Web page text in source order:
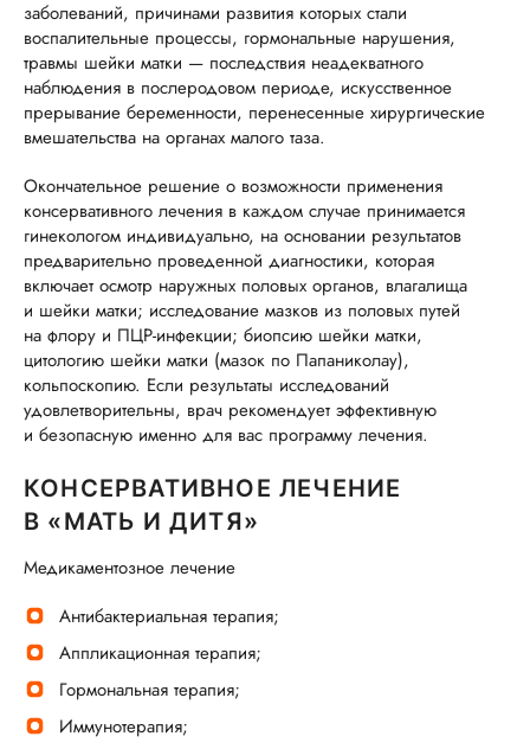
заболеваний, причинами развития которых стали
воспалительные процессы, гормональные нарушения,
травмы шейки матки — последствия неадекватного
наблюдения в послеродовом периоде, искусственное
прерывание беременности, перенесенные хирургические
вмешательства на органах малого таза.
Окончательное решение о возможности применения
консервативного лечения в каждом случае принимается
гинекологом индивидуально, на основании результатов
предварительно проведенной диагностики, которая
включает осмотр наружных половых органов, влагалища
и шейки матки; исследование мазков из половых путей
на флору и ПЦР-инфекции; биопсию шейки матки,
цитологию шейки матки (мазок по Папаниколау),
кольпоскопию. Если результаты исследований
удовлетворительны, врач рекомендует эффективную
и безопасную именно для вас программу лечения.
КОНСЕРВАТИВНОЕ ЛЕЧЕНИЕ
В «МАТЬ И ДИТЯ»
Медикаментозное лечение
Антибактериальная терапия;
Аппликационная терапия;
Гормональная терапия;
Иммунотерапия;